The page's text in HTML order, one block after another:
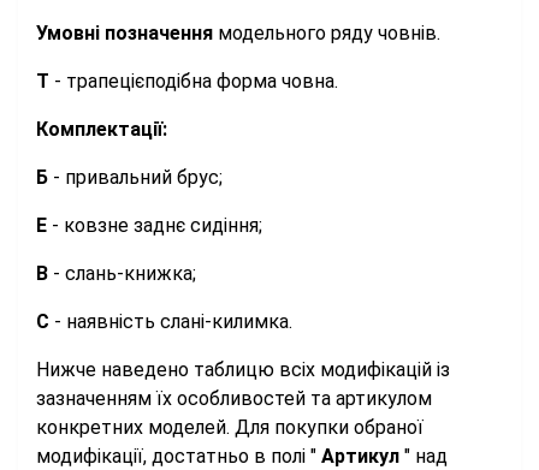
Умовні позначення модельного ряду човнів.
Т - трапецієподібна форма човна.
Комплектації:
Б - привальний брус;
Е - ковзне заднє сидіння;
В - слань-книжка;
С - наявність слані-килимка.
Нижче наведено таблицю всіх модифікацій із
зазначенням їх особливостей та артикулом
конкретних моделей. Для покупки обраної
модифікації, достатньо в полі " Артикул " над